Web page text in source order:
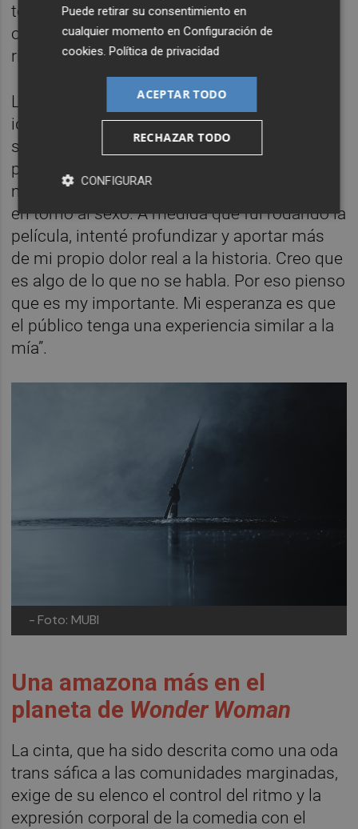
tomar un clásico del terror en los años
ochenta y darle una nueva vida, mientras
rinde homenaje a sus orígenes.
La actriz ha revelado sentirse muy
identificada con las dificultades que afronta
su personaje para sentirse cómoda en su
propio cuerpo: “El largometraje lidia en gran
medida con la vergüenza y la incomodidad
en torno al sexo. A medida que fui rodando la
película, intenté profundizar y aportar más
de mi propio dolor real a la historia. Creo que
es algo de lo que no se habla. Por eso pienso
que es my importante. Mi esperanza es que
el público tenga una experiencia similar a la
mía”.
- Foto: MUBI
Una amazona más en el
planeta de Wonder Woman
La cinta, que ha sido descrita como una oda
trans sáfica a las comunidades marginadas,
exige de su elenco el control del ritmo y la
expresión corporal de la comedia con el
Puede retirar su consentimiento en
cualquier momento enConfiguración de
cookies .Política de privacidad
ACEPTAR TODO
RECHAZAR TODO
CONFIGURAR